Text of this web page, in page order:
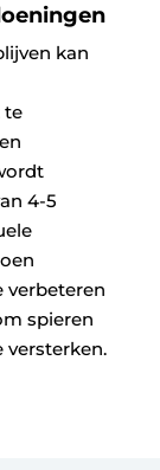
kan
te
4-5
verbeteren
spieren
versterken.